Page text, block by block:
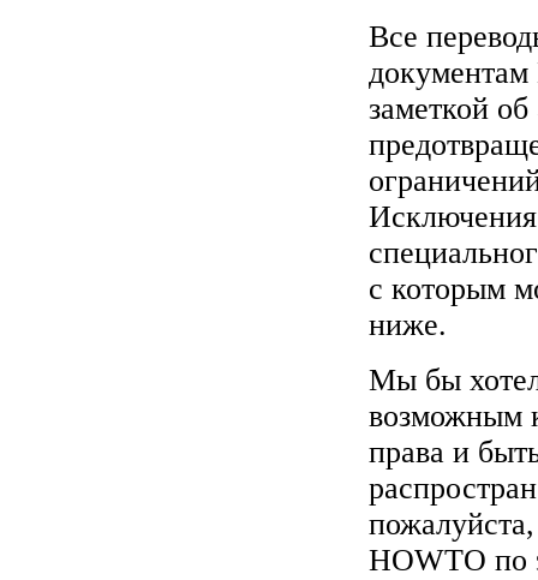
Все
заметкой
Исключения
с которым
ниже.
Мы бы
возможным
права и
HOWTO по